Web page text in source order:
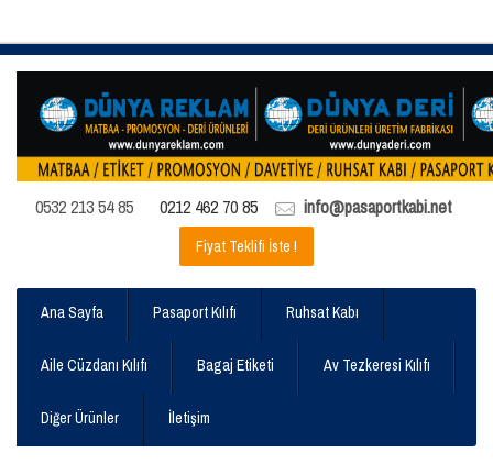
0532 213 54 85 0212 462 70 85 info@pasaportkabi.net
Fiyat Teklifi İste !
Ana Sayfa Pasaport Kılıfı Ruhsat Kabı
Aile Cüzdanı Kılıfı Bagaj Etiketi Av Tezkeresi Kılıfı
Diğer Ürünler İletişim